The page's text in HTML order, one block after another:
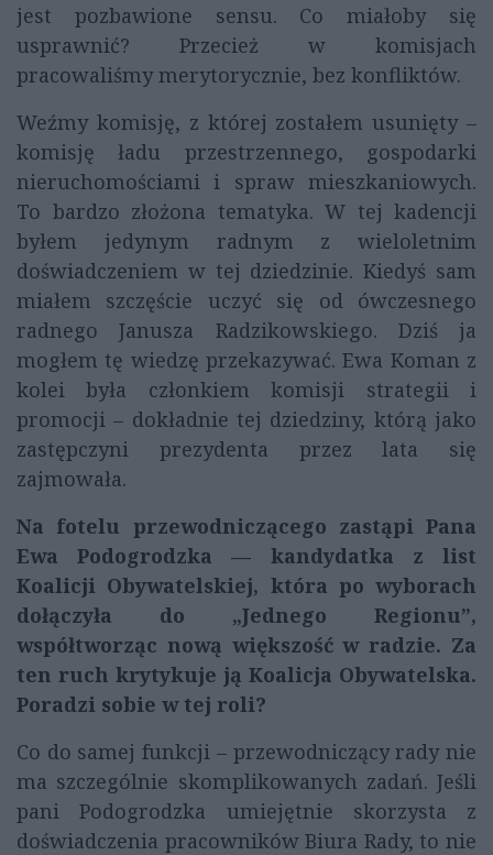
jest pozbawione sensu. Co miałoby się
usprawnić? Przecież w komisjach
pracowaliśmy merytorycznie, bez konfliktów.
Weźmy komisję, z której zostałem usunięty –
komisję ładu przestrzennego, gospodarki
nieruchomościami i spraw mieszkaniowych.
To bardzo złożona tematyka. W tej kadencji
byłem jedynym radnym z wieloletnim
doświadczeniem w tej dziedzinie. Kiedyś sam
miałem szczęście uczyć się od ówczesnego
radnego Janusza Radzikowskiego. Dziś ja
mogłem tę wiedzę przekazywać. Ewa Koman z
kolei była członkiem komisji strategii i
promocji – dokładnie tej dziedziny, którą jako
zastępczyni prezydenta przez lata się
zajmowała.
Na fotelu przewodniczącego zastąpi Pana
Ewa Podogrodzka — kandydatka z list
Koalicji Obywatelskiej, która po wyborach
dołączyła do „Jednego Regionu”,
współtworząc nową większość w radzie. Za
ten ruch krytykuje ją Koalicja Obywatelska.
Poradzi sobie w tej roli?
Co do samej funkcji – przewodniczący rady nie
ma szczególnie skomplikowanych zadań. Jeśli
pani Podogrodzka umiejętnie skorzysta z
doświadczenia pracowników Biura Rady, to nie